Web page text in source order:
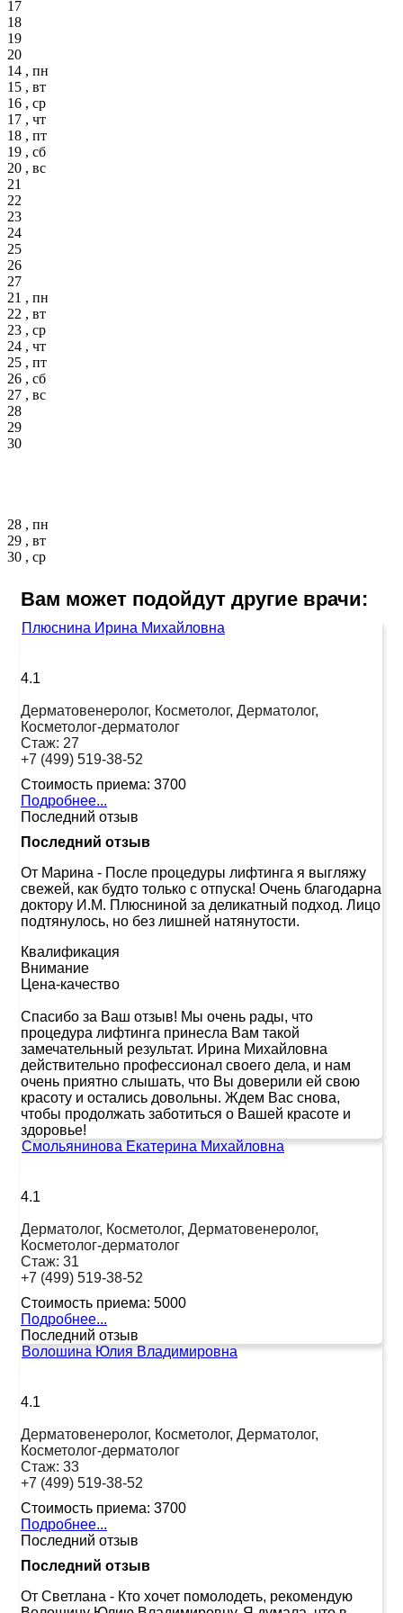
17
18
19
20
14 , пн
15 , вт
16 , ср
17 , чт
18 , пт
19 , сб
20 , вс
21
22
23
24
25
26
27
21 , пн
22 , вт
23 , ср
24 , чт
25 , пт
26 , сб
27 , вс
28
29
30
28 , пн
29 , вт
30 , ср
Вам может подойдут другие врачи:
Плюснина Ирина Михайловна
4.1
Дерматовенеролог, Косметолог, Дерматолог,
Косметолог-дерматолог
Стаж: 27
+7 (499) 519-38-52
Стоимость приема: 3700
Подробнее...
Последний отзыв
Последний отзыв
От Марина - После процедуры лифтинга я выгляжу
свежей, как будто только с отпуска! Очень благодарна
доктору И.М. Плюсниной за деликатный подход. Лицо
подтянулось, но без лишней натянутости.
Квалификация
Внимание
Цена-качество
Спасибо за Ваш отзыв! Мы очень рады, что
процедура лифтинга принесла Вам такой
замечательный результат. Ирина Михайловна
действительно профессионал своего дела, и нам
очень приятно слышать, что Вы доверили ей свою
красоту и остались довольны. Ждем Вас снова,
чтобы продолжать заботиться о Вашей красоте и
здоровье!
Смольянинова Екатерина Михайловна
4.1
Дерматолог, Косметолог, Дерматовенеролог,
Косметолог-дерматолог
Стаж: 31
+7 (499) 519-38-52
Стоимость приема: 5000
Подробнее...
Последний отзыв
Волошина Юлия Владимировна
4.1
Дерматовенеролог, Косметолог, Дерматолог,
Косметолог-дерматолог
Стаж: 33
+7 (499) 519-38-52
Стоимость приема: 3700
Подробнее...
Последний отзыв
Последний отзыв
От Светлана - Кто хочет помолодеть, рекомендую